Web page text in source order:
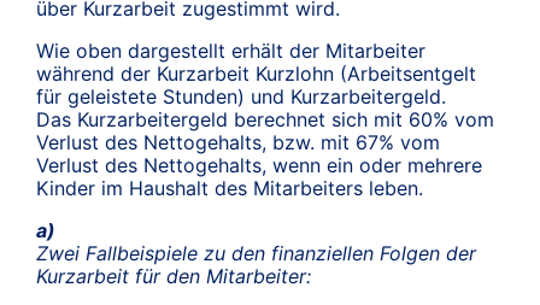
über Kurzarbeit zugestimmt wird.
Wie oben dargestellt erhält der Mitarbeiter
während der Kurzarbeit Kurzlohn (Arbeitsentgelt
für geleistete Stunden) und Kurzarbeitergeld.
Das Kurzarbeitergeld berechnet sich mit 60% vom
Verlust des Nettogehalts, bzw. mit 67% vom
Verlust des Nettogehalts, wenn ein oder mehrere
Kinder im Haushalt des Mitarbeiters leben.
a)
Zwei Fallbeispiele zu den finanziellen Folgen der
Kurzarbeit für den Mitarbeiter: